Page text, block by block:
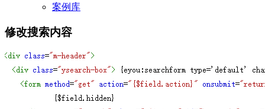
案例库
修改搜索内容